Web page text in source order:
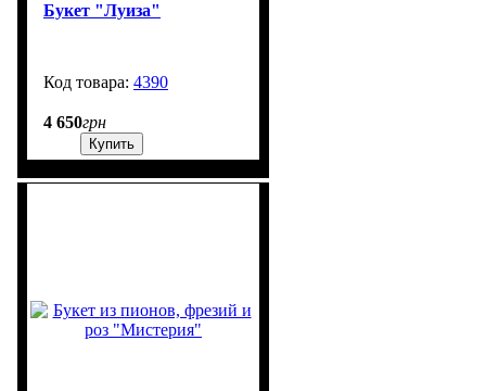
Букет "Луиза"
4390
4 650грн
Купить